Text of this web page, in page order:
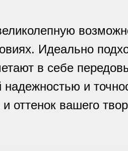
Идеально
в себе
и
оттенок вашего